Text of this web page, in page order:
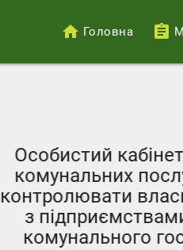
Головна
Особистий
комунальних
контролювати
з
комунального